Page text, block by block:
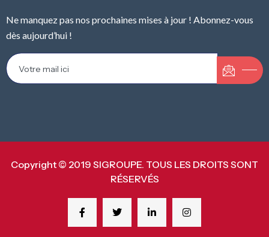
Ne manquez pas nos prochaines mises à jour ! Abonnez-vous
dès aujourd’hui !
Copyright © 2019 SIGROUPE. TOUS LES DROITS SONT
RÉSERVÉS